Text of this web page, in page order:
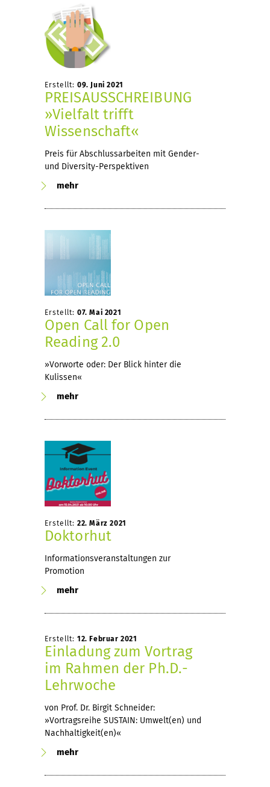
Erstellt: 09. Juni 2021
PREISAUSSCHREIBUNG
»Vielfalt trifft
Wissenschaft«
Preis für Abschlussarbeiten mit Gender-
und Diversity-Perspektiven
mehr
Erstellt: 07. Mai 2021
Open Call for Open
Reading 2.0
»Vorworte oder: Der Blick hinter die
Kulissen«
mehr
Erstellt: 22. März 2021
Doktorhut
Informationsveranstaltungen zur
Promotion
mehr
Erstellt: 12. Februar 2021
Einladung zum Vortrag
im Rahmen der Ph.D.-
Lehrwoche
von Prof. Dr. Birgit Schneider:
»Vortragsreihe SUSTAIN: Umwelt(en) und
Nachhaltigkeit(en)«
mehr